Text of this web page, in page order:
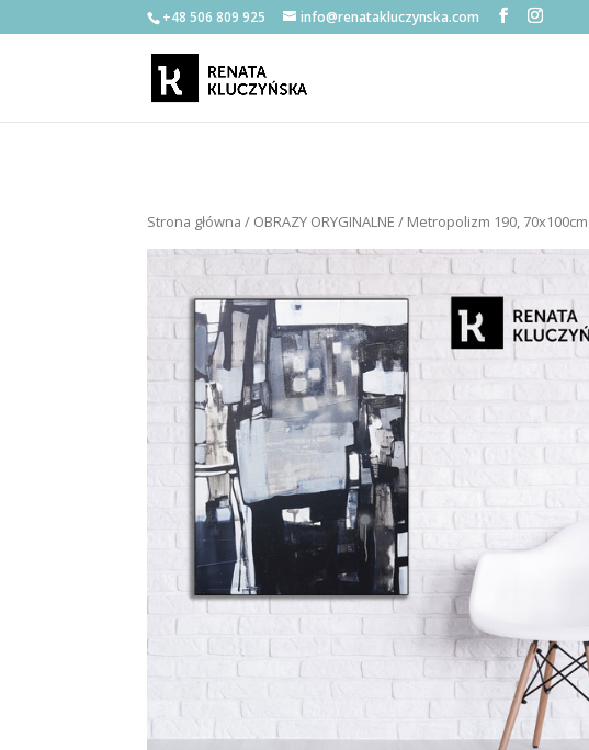
+48 506 809 925 info@renatakluczynska.com
Strona główna / OBRAZY ORYGINALNE / Metropolizm 190, 70x100cm